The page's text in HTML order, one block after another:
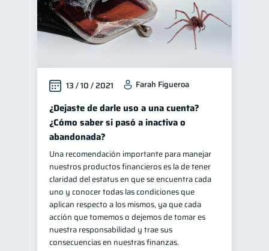
13 / 10 / 2021 Farah Figueroa
¿Dejaste de darle uso a una cuenta?
¿Cómo saber si pasó a inactiva o
abandonada?
Una recomendación importante para manejar
nuestros productos financieros es la de tener
claridad del estatus en que se encuentra cada
uno y conocer todas las condiciones que
aplican respecto a los mismos, ya que cada
acción que tomemos o dejemos de tomar es
nuestra responsabilidad y trae sus
consecuencias en nuestras finanzas.